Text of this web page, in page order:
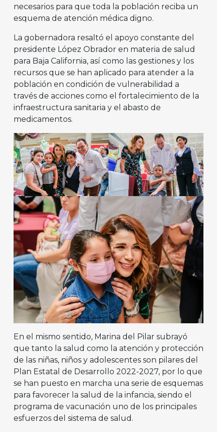
necesarios para que toda la población reciba un
esquema de atención médica digno.
La gobernadora resaltó el apoyo constante del
presidente López Obrador en materia de salud
para Baja California, así como las gestiones y los
recursos que se han aplicado para atender a la
población en condición de vulnerabilidad a
través de acciones como el fortalecimiento de la
infraestructura sanitaria y el abasto de
medicamentos.
En el mismo sentido, Marina del Pilar subrayó
que tanto la salud como la atención y protección
de las niñas, niños y adolescentes son pilares del
Plan Estatal de Desarrollo 2022-2027, por lo que
se han puesto en marcha una serie de esquemas
para favorecer la salud de la infancia, siendo el
programa de vacunación uno de los principales
esfuerzos del sistema de salud.